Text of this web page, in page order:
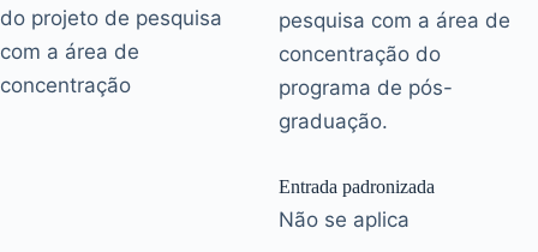
do projeto de pesquisa
com a área de
concentração
pesquisa com a área de
concentração do
programa de pós-
graduação.
Entrada padronizada
Não se aplica